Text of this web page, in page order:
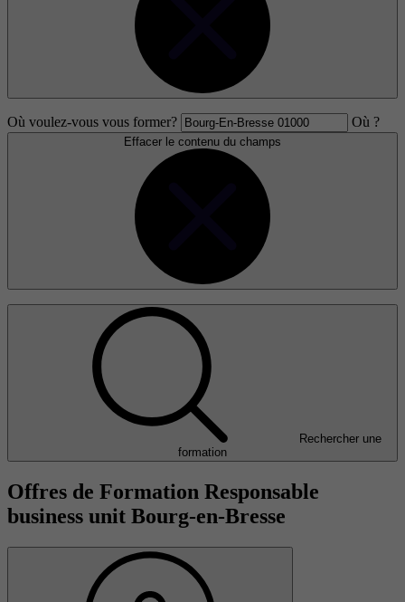
Où voulez-vous vous former? Où ?
Effacer le contenu du champs
Rechercher une
formation
Offres de Formation Responsable
business unit Bourg-en-Bresse